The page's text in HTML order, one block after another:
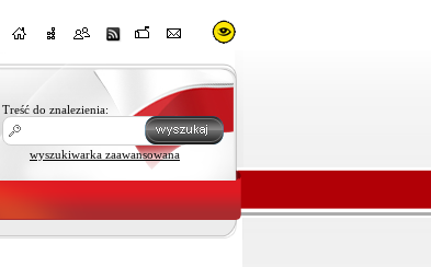
Treść do znalezienia:
wyszukiwarka zaawansowana